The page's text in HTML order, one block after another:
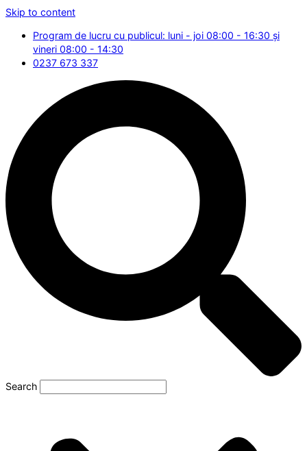
Skip to content
Program de lucru cu publicul: luni - joi 08:00 - 16:30 și
vineri 08:00 - 14:30
0237 673 337
Search